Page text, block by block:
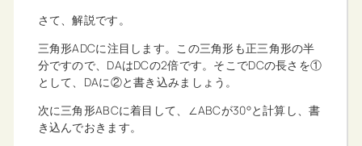
さて、解説です。
三角形ADCに注目します。この三角形も正三角形の半
分ですので、DAはDCの2倍です。そこでDCの長さを①
として、DAに②と書き込みましょう。
次に三角形ABCに着目して、∠ABCが30°と計算し、書
き込んでおきます。